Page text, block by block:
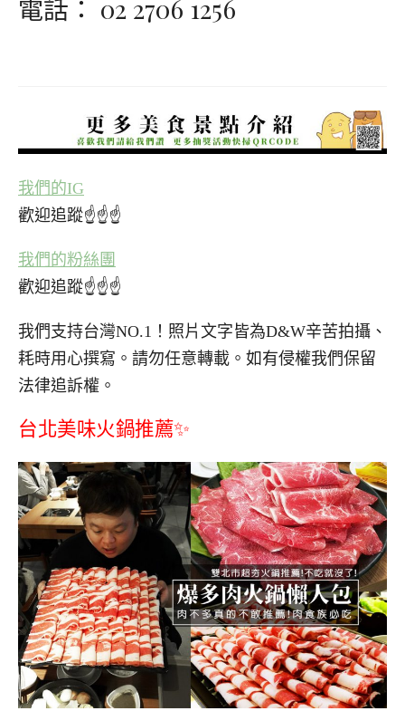
電話： 02 2706 1256
我們的IG
歡迎追蹤☝☝☝
我們的粉絲團
歡迎追蹤☝☝☝
我們支持台灣NO.1！照片文字皆為D&W辛苦拍攝、
耗時用心撰寫。請勿任意轉載。如有侵權我們保留
法律追訴權。
台北美味火鍋推薦✨